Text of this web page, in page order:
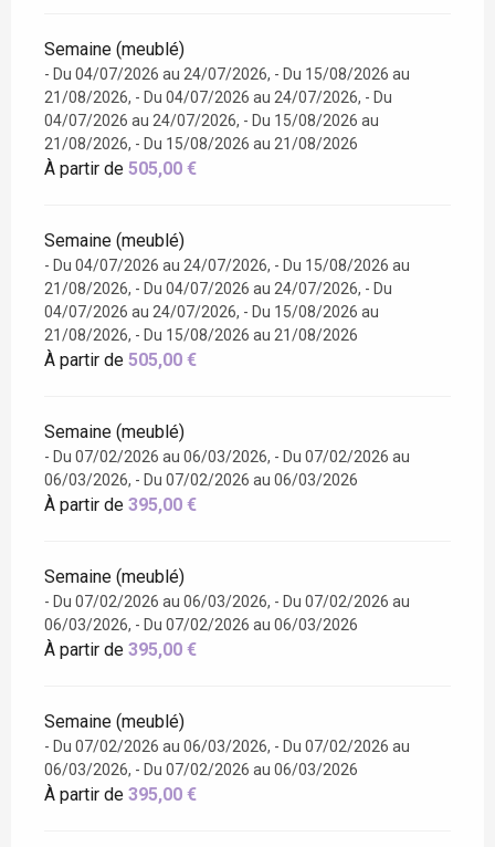
Semaine (meublé)
- Du 04/07/2026 au 24/07/2026, - Du 15/08/2026 au
21/08/2026, - Du 04/07/2026 au 24/07/2026, - Du
04/07/2026 au 24/07/2026, - Du 15/08/2026 au
21/08/2026, - Du 15/08/2026 au 21/08/2026
À partir de 505,00 €
Semaine (meublé)
- Du 04/07/2026 au 24/07/2026, - Du 15/08/2026 au
21/08/2026, - Du 04/07/2026 au 24/07/2026, - Du
04/07/2026 au 24/07/2026, - Du 15/08/2026 au
21/08/2026, - Du 15/08/2026 au 21/08/2026
À partir de 505,00 €
Semaine (meublé)
- Du 07/02/2026 au 06/03/2026, - Du 07/02/2026 au
06/03/2026, - Du 07/02/2026 au 06/03/2026
À partir de 395,00 €
Semaine (meublé)
- Du 07/02/2026 au 06/03/2026, - Du 07/02/2026 au
06/03/2026, - Du 07/02/2026 au 06/03/2026
À partir de 395,00 €
Semaine (meublé)
- Du 07/02/2026 au 06/03/2026, - Du 07/02/2026 au
06/03/2026, - Du 07/02/2026 au 06/03/2026
À partir de 395,00 €